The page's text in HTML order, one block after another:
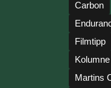
Carbon
Filmtipp
Kolumne
Martins